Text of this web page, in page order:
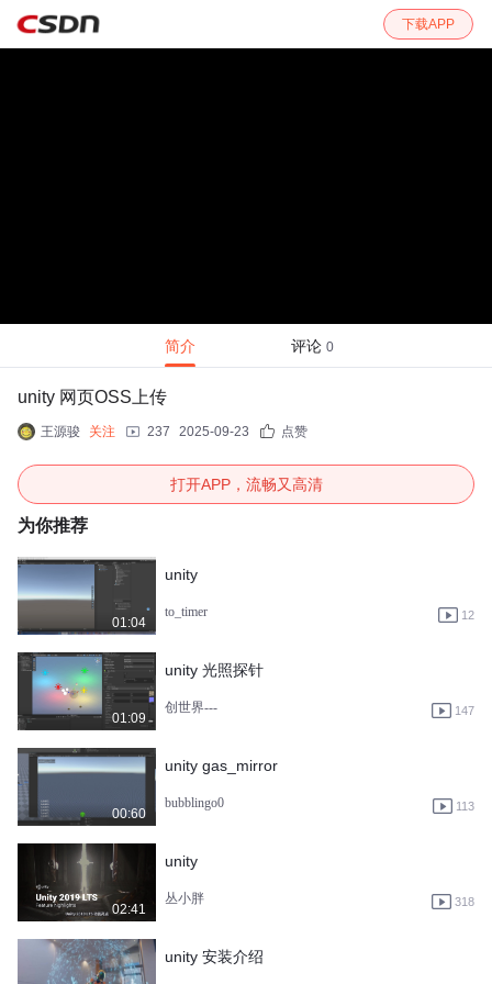
下载APP
简介 评论 0
unity 网页OSS上传
王源骏 关注 237 2025-09-23 点赞
打开APP，流畅又高清
为你推荐
01:04
unity
to_timer 12
01:09
unity 光照探针
创世界--- 147
00:60
unity gas_mirror
bubblingo0 113
02:41
unity
丛小胖 318
unity 安装介绍